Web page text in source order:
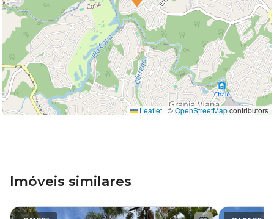
Leaflet | ©OpenStreetMapcontributors
Imóveis similares